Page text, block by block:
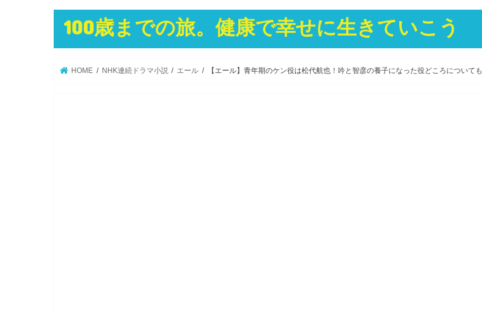
100歳までの旅。健康で幸せに生きていこう
HOME NHK連続ドラマ小説 エール 【エール】青年期のケン役は松代航也！吟と智彦の養子になった役どころについても